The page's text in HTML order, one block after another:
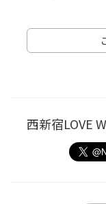
西新宿LOVE